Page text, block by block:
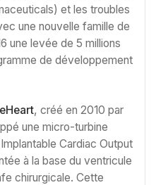
et les troubles
une nouvelle famille de
une levée de 5 millions
de développement
, créé en 2010 par
une micro-turbine
Cardiac Output
à la base du ventricule
chirurgicale. Cette